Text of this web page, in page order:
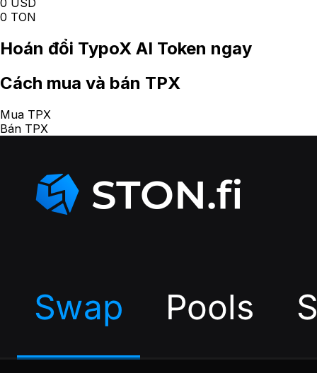
0 USD
0 TON
Hoán đổi TypoX AI Token ngay
Cách mua và bán TPX
Mua TPX
Bán TPX